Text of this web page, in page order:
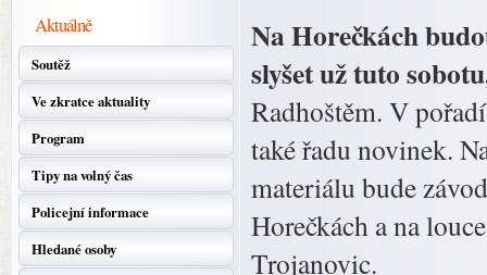
Aktuálně
Soutěž
Ve zkratce aktuality
Program
Tipy na volný čas
Policejní informace
Hledané osoby
Na Horečkách
slyšet už tuto
Radhoštěm. V
také řadu novinek.
materiálu bude
Horečkách a na
Trojanovic.